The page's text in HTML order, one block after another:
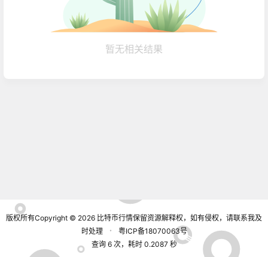
暂无相关结果
版权所有Copyright © 2026 比特币行情保留资源解释权，如有侵权，请联系我及
时处理
・
粤ICP备18070063号
查询 6 次，耗时 0.2087 秒